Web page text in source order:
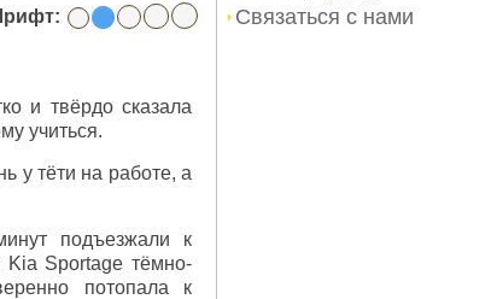
и твёрдо сказала
учиться.
у тёти на работе, а
подъезжали к
Kia Sportage тёмно-
потопала к
Связаться с нами